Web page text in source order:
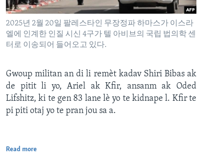
2025년 2월 20일 팔레스타인 무장정파 하마스가 이스라
엘에 인계한 인질 시신 4구가 텔 아비브의 국립 법의학 센
터로 이송되어 들어오고 있다.
Gwoup militan an di li remèt kadav Shiri Bibas ak
de pitit li yo, Ariel ak Kfir, ansanm ak Oded
Lifshitz, ki te gen 83 lane lè yo te kidnape l. Kfir te
pi piti otaj yo te pran jou sa a.
Read more